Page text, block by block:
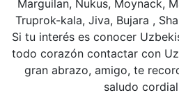
Marguilan, Nukus, Moynack,
Truprok-kala, Jiva, Bujara ,
Si tu interés es conocer
todo corazón contactar con
gran abrazo, amigo, te
saludo